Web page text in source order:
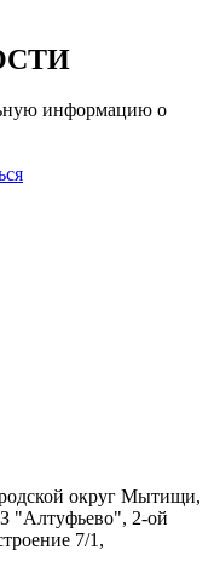
информацию о
округ Мытищи,
"Алтуфьево", 2-ой
7/1,